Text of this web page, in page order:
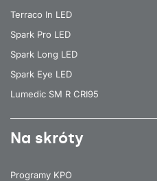
Terraco In LED
Spark Pro LED
Spark Long LED
Spark Eye LED
Lumedic SM R CRI95
Na skróty
Programy KPO